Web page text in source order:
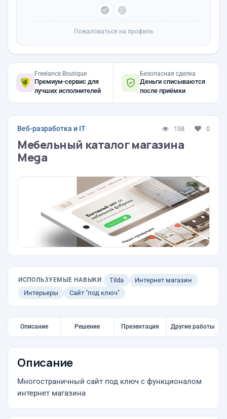
Пожаловаться на профиль
Freelance.Boutique
Премиум-сервис для
лучших исполнителей
Безопасная сделка
Деньги списываются
после приёмки
Веб-разработка и IT 158 0
Мебельный каталог магазина
Mega
ИСПОЛЬЗУЕМЫЕ НАВЫКИ Tilda
Интернет магазин
Интерьеры
Сайт "под ключ"
Описание Решение Презентация Другие работы
Описание
Многостраничный сайт под ключ с функционалом
интернет магазина